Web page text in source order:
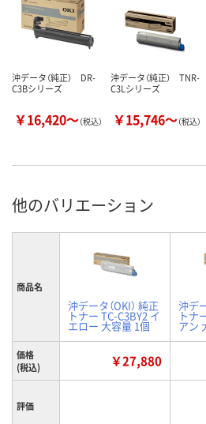
沖データ（純正） DR-
C3Bシリーズ
￥16,420～（税込）
沖データ（純正） TNR-
C3Lシリーズ
￥15,746～（税込）
他のバリエーション
商品名
沖データ（OKI） 純正
トナー TC-C3BY2 イ
エロー 大容量 1個
沖デ
トナ
アン
価格
(税込)
￥27,880
評価